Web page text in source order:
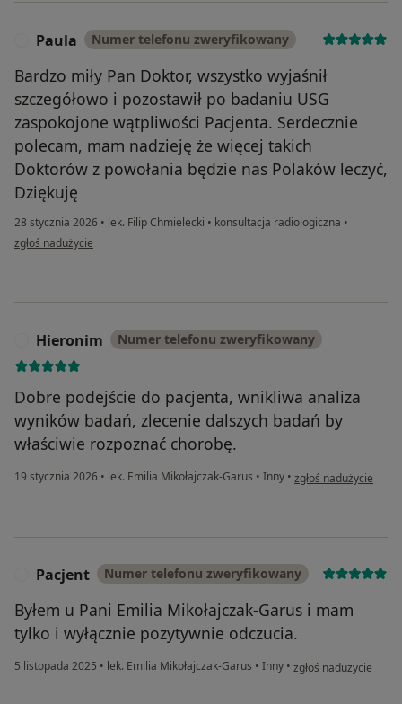
Paula Numer telefonu zweryfikowany
Bardzo miły Pan Doktor, wszystko wyjaśnił
szczegółowo i pozostawił po badaniu USG
zaspokojone wątpliwości Pacjenta. Serdecznie
polecam, mam nadzieję że więcej takich
Doktorów z powołania będzie nas Polaków leczyć,
Dziękuję
28 stycznia 2026 • lek. Filip Chmielecki • konsultacja radiologiczna •
w opinii użytkownika Paula
zgłoś nadużycie
Hieronim Numer telefonu zweryfikowany
Dobre podejście do pacjenta, wnikliwa analiza
wyników badań, zlecenie dalszych badań by
właściwie rozpoznać chorobę.
19 stycznia 2026 • lek. Emilia Mikołajczak-Garus • Inny • w opinii użytkownika
zgłoś nadużycie
Pacjent Numer telefonu zweryfikowany
Byłem u Pani Emilia Mikołajczak-Garus i mam
tylko i wyłącznie pozytywnie odczucia.
5 listopada 2025 • lek. Emilia Mikołajczak-Garus • Inny • w opinii użytkownika
zgłoś nadużycie